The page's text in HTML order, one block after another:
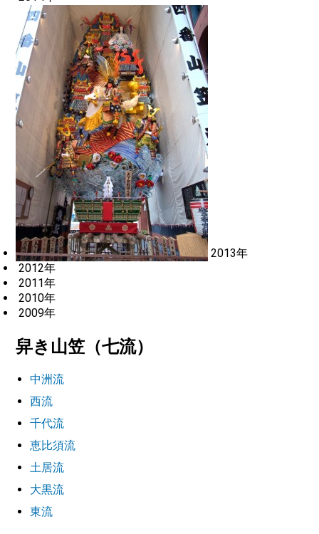
2013年
2012年
2011年
2010年
2009年
舁き山笠（七流）
中洲流
西流
千代流
恵比須流
土居流
大黒流
東流